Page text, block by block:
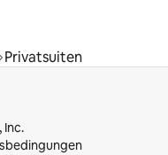
Privatsuiten
Inc.